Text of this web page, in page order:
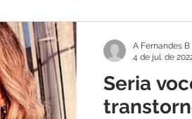
Seria
A Fernandes B
4 de jul. de